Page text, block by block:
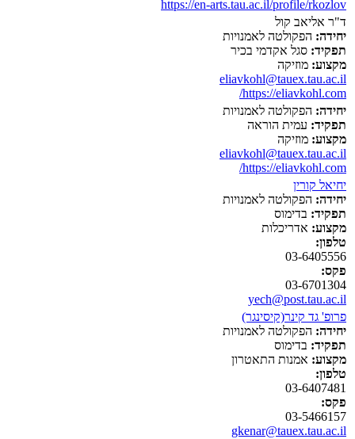
https://en-arts.tau.ac.il/profile/rkozlov
ד"ר אליאב קול
יחידה: הפקולטה לאמנויות
תפקיד: סגל אקדמי בכיר
מקצוע: מוזיקה
eliavkohl@tauex.tau.ac.il
https://eliavkohl.com/
יחידה: הפקולטה לאמנויות
תפקיד: עמית הוראה
מקצוע: מוזיקה
eliavkohl@tauex.tau.ac.il
https://eliavkohl.com/
יחיאל קורין
יחידה: הפקולטה לאמנויות
תפקיד: בדימוס
מקצוע: אדריכלות
טלפון:
03-6405556
פקס:
03-6701304
yech@post.tau.ac.il
פרופ' גד קינר(קיסינגר)
יחידה: הפקולטה לאמנויות
תפקיד: בדימוס
מקצוע: אמנות התאטרון
טלפון:
03-6407481
פקס:
03-5466157
gkenar@tauex.tau.ac.il